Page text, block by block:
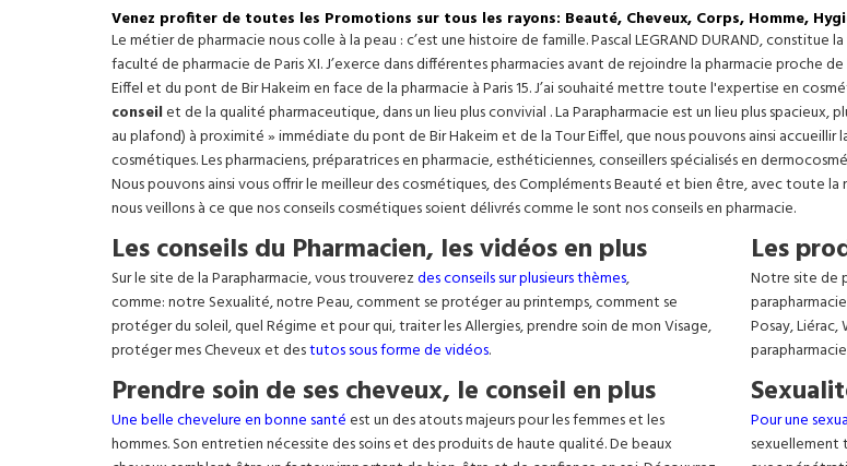
Venez profiter de toutes les Promotions sur tous les rayons: Beauté, Cheveux, Corps, Homme,
Le métier de pharmacie nous colle à la peau : c’est une histoire de famille. Pascal LEGRAND DURAND,
faculté de pharmacie de Paris XI. J’exerce dans différentes pharmacies avant de rejoindre la pharmacie proche
Eiffelet du pont de Bir Hakeim en face de la pharmacie à Paris 15. J’ai souhaité mettre toute l'expertise en
conseilet de la qualité pharmaceutique, dans un lieu plus convivial . La Parapharmacie est un lieu plus spacieux,
au plafond) à proximité » immédiate du pont de Bir Hakeim et de la Tour Eiffel, que nous pouvons ainsi
cosmétiques. Les pharmaciens, préparatrices en pharmacie, esthéticiennes, conseillers spécialisés en
Nous pouvons ainsi vous offrir le meilleur des cosmétiques, des Compléments Beauté et bien être, avec toute
nous veillons à ce que nos conseils cosmétiques soient délivrés comme le sont nos conseils en pharmacie.
Les conseils du Pharmacien, les vidéos en plus
Sur le site de la Parapharmacie, vous trouverezdes conseils sur plusieurs thèmes,
comme: notre Sexualité, notre Peau, comment se protéger au printemps, comment se
protéger du soleil, quel Régime et pour qui, traiter les Allergies, prendre soin de mon Visage,
protéger mes Cheveux et destutos sous forme de vidéos.
Les
Notre site de
Posay,
Prendre soin de ses cheveux, le conseil en plus
Une belle chevelure en bonne santéest un des atouts majeurs pour les femmes et les
hommes. Son entretien nécessite des soins et des produits de haute qualité. De beaux
Pour une
sexuellement